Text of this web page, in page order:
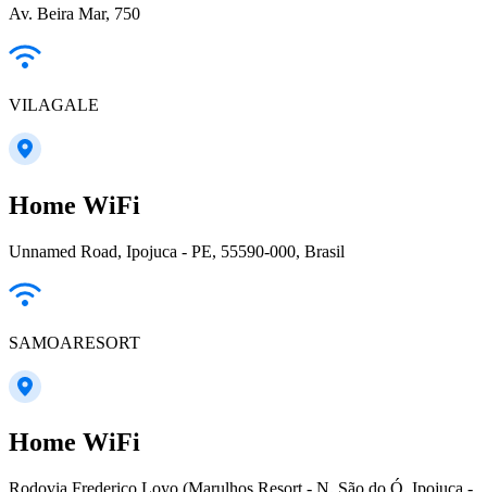
Av. Beira Mar, 750
VILAGALE
Home WiFi
Unnamed Road, Ipojuca - PE, 55590-000, Brasil
SAMOARESORT
Home WiFi